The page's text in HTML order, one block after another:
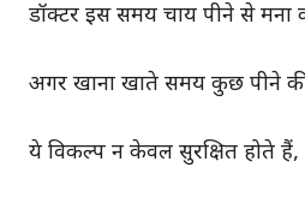
डॉक्टर इस समय चाय पीने से मना
अगर खाना खाते समय कुछ पीने की
ये विकल्प न केवल सुरक्षित होते